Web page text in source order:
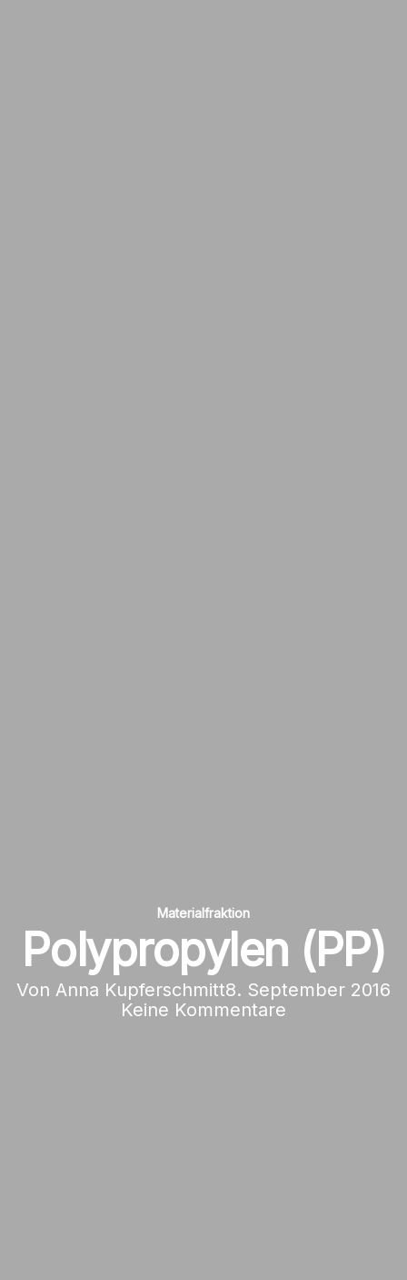
Materialfraktion
Polypropylen (PP)
Von Anna Kupferschmitt8. September 2016
Keine Kommentare